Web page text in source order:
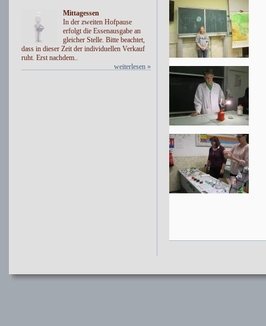
Mittagessen
In der zweiten Hofpause
erfolgt die Essenausgabe an
gleicher Stelle. Bitte beachtet,
dass in dieser Zeit der individuellen Verkauf
ruht. Erst nachdem..
weiterlesen »